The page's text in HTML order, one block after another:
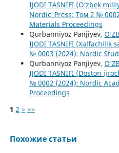
IJODI TASNIFI (O‘zbek
Nordic_Press: Том 2 №
Materials Proceedings
Qurbanniyoz Panjiyev,
IJODI TASNIFI (Xalfachilik
№ 0003 (2024): Nordic
Qurbanniyoz Panjiyev,
IJODI TASNIFI (Doston
№ 0002 (2024): Nordic
Proceedings
1 2 > >>
Похожие статьи